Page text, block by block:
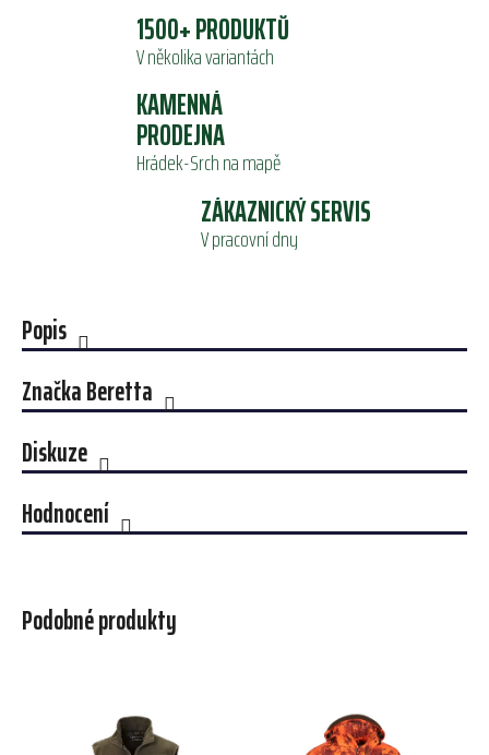
1500+ PRODUKTŮ
V několika variantách
KAMENNÁ
PRODEJNA
Hrádek-Srch na mapě
ZÁKAZNICKÝ SERVIS
V pracovní dny
Popis
ZnačkaBeretta
Diskuze
Hodnocení
Podobné produkty